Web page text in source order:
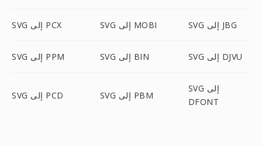
SVG إلى PCX SVG إلى MOBI SVG إلى JBG
SVG إلى PPM SVG إلى BIN SVG إلى DJVU
SVG إلى PCD SVG إلى PBM
SVG إلى
DFONT